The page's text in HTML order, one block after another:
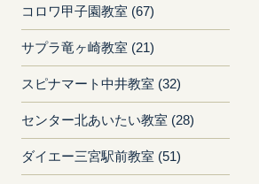
コロワ甲子園教室 (67)
サプラ竜ヶ崎教室 (21)
スピナマート中井教室 (32)
センター北あいたい教室 (28)
ダイエー三宮駅前教室 (51)